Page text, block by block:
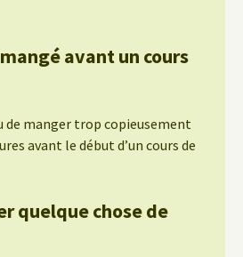
avant un cours
de manger trop copieusement
avant le début d’un cours de
quelque chose de